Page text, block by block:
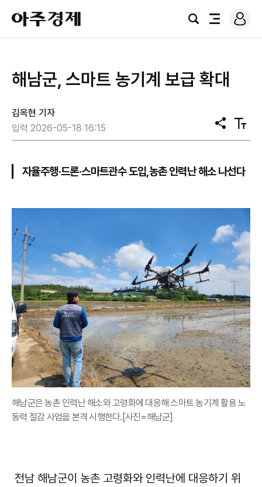
아
주
경
검
전
로
그
해남군, 스마트 농기계 보급 확대
김옥현 기자
입력 2026-05-18 16:15
공
유
텍
스
기
자율주행·드론·스마트관수 도입,농촌 인력난 해소 나선다
해남군은 농촌 인력난 해소와 고령화에 대응해 스마트 농기계 활용 노
동력 절감 사업을 본격 시행한다.[사진=해남군]
전남 해남군이 농촌 고령화와 인력난에 대응하기 위